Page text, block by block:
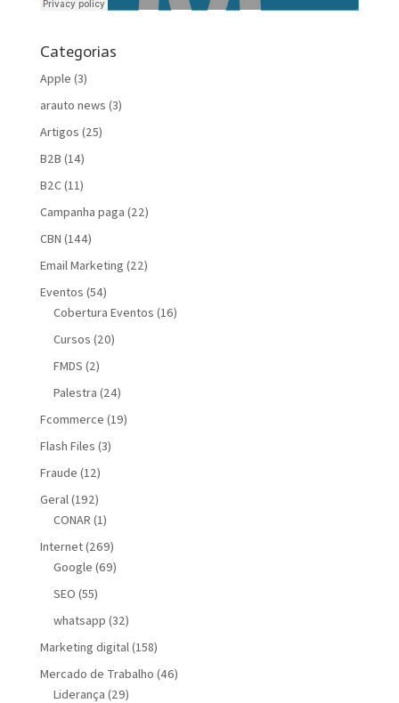
Categorias
Apple (3)
arauto news (3)
Artigos (25)
B2B (14)
B2C(11)
Campanha paga (22)
CBN (144)
Email Marketing (22)
Eventos (54)
Cobertura Eventos (16)
Cursos (20)
FMDS (2)
Palestra (24)
Fcommerce (19)
Flash Files (3)
Fraude (12)
Geral(192)
CONAR (1)
Internet(269)
Google (69)
SEO (55)
whatsapp (32)
Marketing digital(158)
Mercado de Trabalho (46)
Liderança (29)